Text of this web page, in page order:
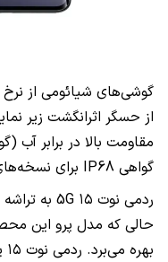
از حسگر اثرانگشت زیر
گواهی IP68 برای نسخه‌های پرو) را به همراه دارند.